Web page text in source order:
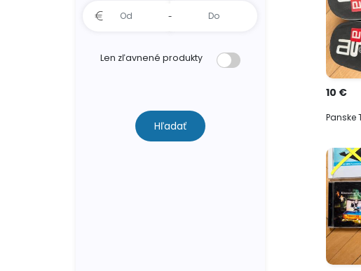
-
Len zľavnené produkty
Hľadať
10 €
Panske